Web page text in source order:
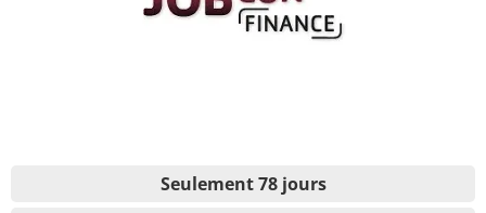
Seulement 78 jours